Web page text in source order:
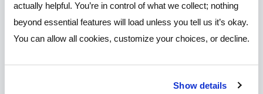
actually helpful. You’re in control of what we collect; nothing
beyond essential features will load unless you tell us it’s okay.
You can allow all cookies, customize your choices, or decline.
Show details
Mereces grandes tarifas, herramientas
convenientes en línea, y servicio al cliente que te
pone primero.